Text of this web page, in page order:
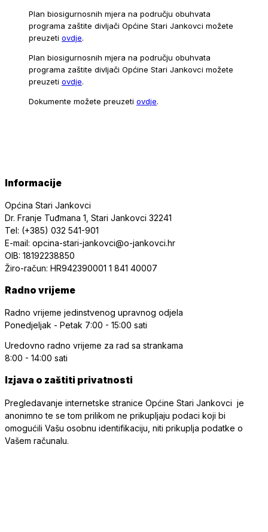
Plan biosigurnosnih mjera na području obuhvata
programa zaštite divljači Općine Stari Jankovci možete
preuzeti ovdje.
Plan biosigurnosnih mjera na području obuhvata
programa zaštite divljači Općine Stari Jankovci možete
preuzeti ovdje.
Dokumente možete preuzeti ovdje.
Informacije
Općina Stari Jankovci
Dr. Franje Tuđmana 1, Stari Jankovci 32241
Tel: (+385) 032 541-901
E-mail: opcina-stari-jankovci@o-jankovci.hr
OIB: 18192238850
Žiro-račun: HR942390001 1 841 40007
Radno vrijeme
Radno vrijeme jedinstvenog upravnog odjela
Ponedjeljak - Petak 7:00 - 15:00 sati
Uredovno radno vrijeme za rad sa strankama
8:00 - 14:00 sati
Izjava o zaštiti privatnosti
Pregledavanje internetske stranice Općine Stari Jankovci je
anonimno te se tom prilikom ne prikupljaju podaci koji bi
omogućili Vašu osobnu identifikaciju, niti prikuplja podatke o
Vašem računalu.